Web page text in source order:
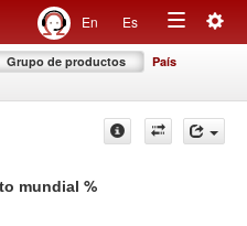
En Es
Toggle
Grupo de productos País
mundial %